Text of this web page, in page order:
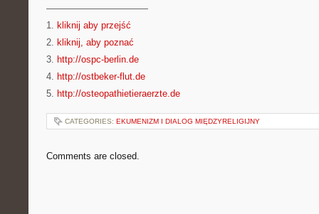
———————————
1. kliknij aby przejść
2. kliknij, aby poznać
3. http://ospc-berlin.de
4. http://ostbeker-flut.de
5. http://osteopathietieraerzte.de
CATEGORIES: EKUMENIZM I DIALOG MIĘDZYRELIGIJNY
Comments are closed.